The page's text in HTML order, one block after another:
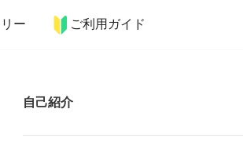
ー ご利用ガイド
ペット 料理
自己紹介